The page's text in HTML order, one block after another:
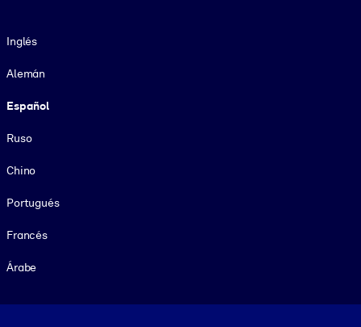
Inglés
Alemán
Español
Ruso
Chino
Portugués
Francés
Árabe